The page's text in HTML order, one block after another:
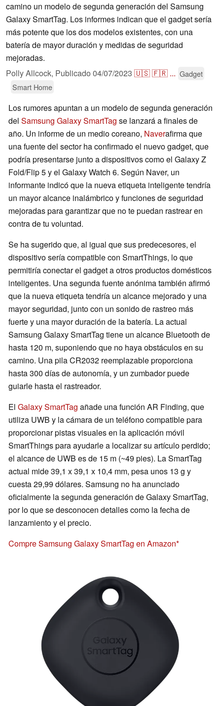
camino un modelo de segunda generación del Samsung
Galaxy SmartTag. Los informes indican que el gadget sería
más potente que los dos modelos existentes, con una
batería de mayor duración y medidas de seguridad
mejoradas.
Polly Allcock, Publicado 04/07/2023 🇺🇸🇫🇷 ... Gadget
Smart Home
Los rumores apuntan a un modelo de segunda generación
del Samsung Galaxy SmartTag se lanzará a finales de
año. Un informe de un medio coreano, Naverafirma que
una fuente del sector ha confirmado el nuevo gadget, que
podría presentarse junto a dispositivos como el Galaxy Z
Fold/Flip 5 y el Galaxy Watch 6. Según Naver, un
informante indicó que la nueva etiqueta inteligente tendría
un mayor alcance inalámbrico y funciones de seguridad
mejoradas para garantizar que no te puedan rastrear en
contra de tu voluntad.
Se ha sugerido que, al igual que sus predecesores, el
dispositivo sería compatible con SmartThings, lo que
permitiría conectar el gadget a otros productos domésticos
inteligentes. Una segunda fuente anónima también afirmó
que la nueva etiqueta tendría un alcance mejorado y una
mayor seguridad, junto con un sonido de rastreo más
fuerte y una mayor duración de la batería. La actual
Samsung Galaxy SmartTag tiene un alcance Bluetooth de
hasta 120 m, suponiendo que no haya obstáculos en su
camino. Una pila CR2032 reemplazable proporciona
hasta 300 días de autonomía, y un zumbador puede
guiarle hasta el rastreador.
El Galaxy SmartTag añade una función AR Finding, que
utiliza UWB y la cámara de un teléfono compatible para
proporcionar pistas visuales en la aplicación móvil
SmartThings para ayudarle a localizar su artículo perdido;
el alcance de UWB es de 15 m (~49 pies). La SmartTag
actual mide 39,1 x 39,1 x 10,4 mm, pesa unos 13 g y
cuesta 29,99 dólares. Samsung no ha anunciado
oficialmente la segunda generación de Galaxy SmartTag,
por lo que se desconocen detalles como la fecha de
lanzamiento y el precio.
Compre Samsung Galaxy SmartTag en Amazon